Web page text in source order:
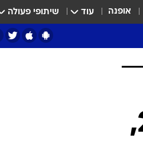
אופנה עוד שיתופי פעולה
גרמניה ניצחה את קוסטה ריקה 2:4,